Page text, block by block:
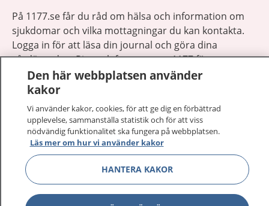
På 1177.se får du råd om hälsa och information om
sjukdomar och vilka mottagningar du kan kontakta.
Logga in för att läsa din journal och göra dina
vårdärenden. Ring telefonnummer 1177 för
sjukvårdsrådgivning dygnet runt.
1177 ger dig råd när du vill må bättre.
1177 på flera språk Visa
Om 1177 Visa
Den här webbplatsen använder
kakor
Vi använder kakor, cookies, för att ge dig en förbättrad
upplevelse, sammanställa statistik och för att viss
nödvändig funktionalitet ska fungera på webbplatsen.
Läs mer om hur vi använder kakor
HANTERA KAKOR